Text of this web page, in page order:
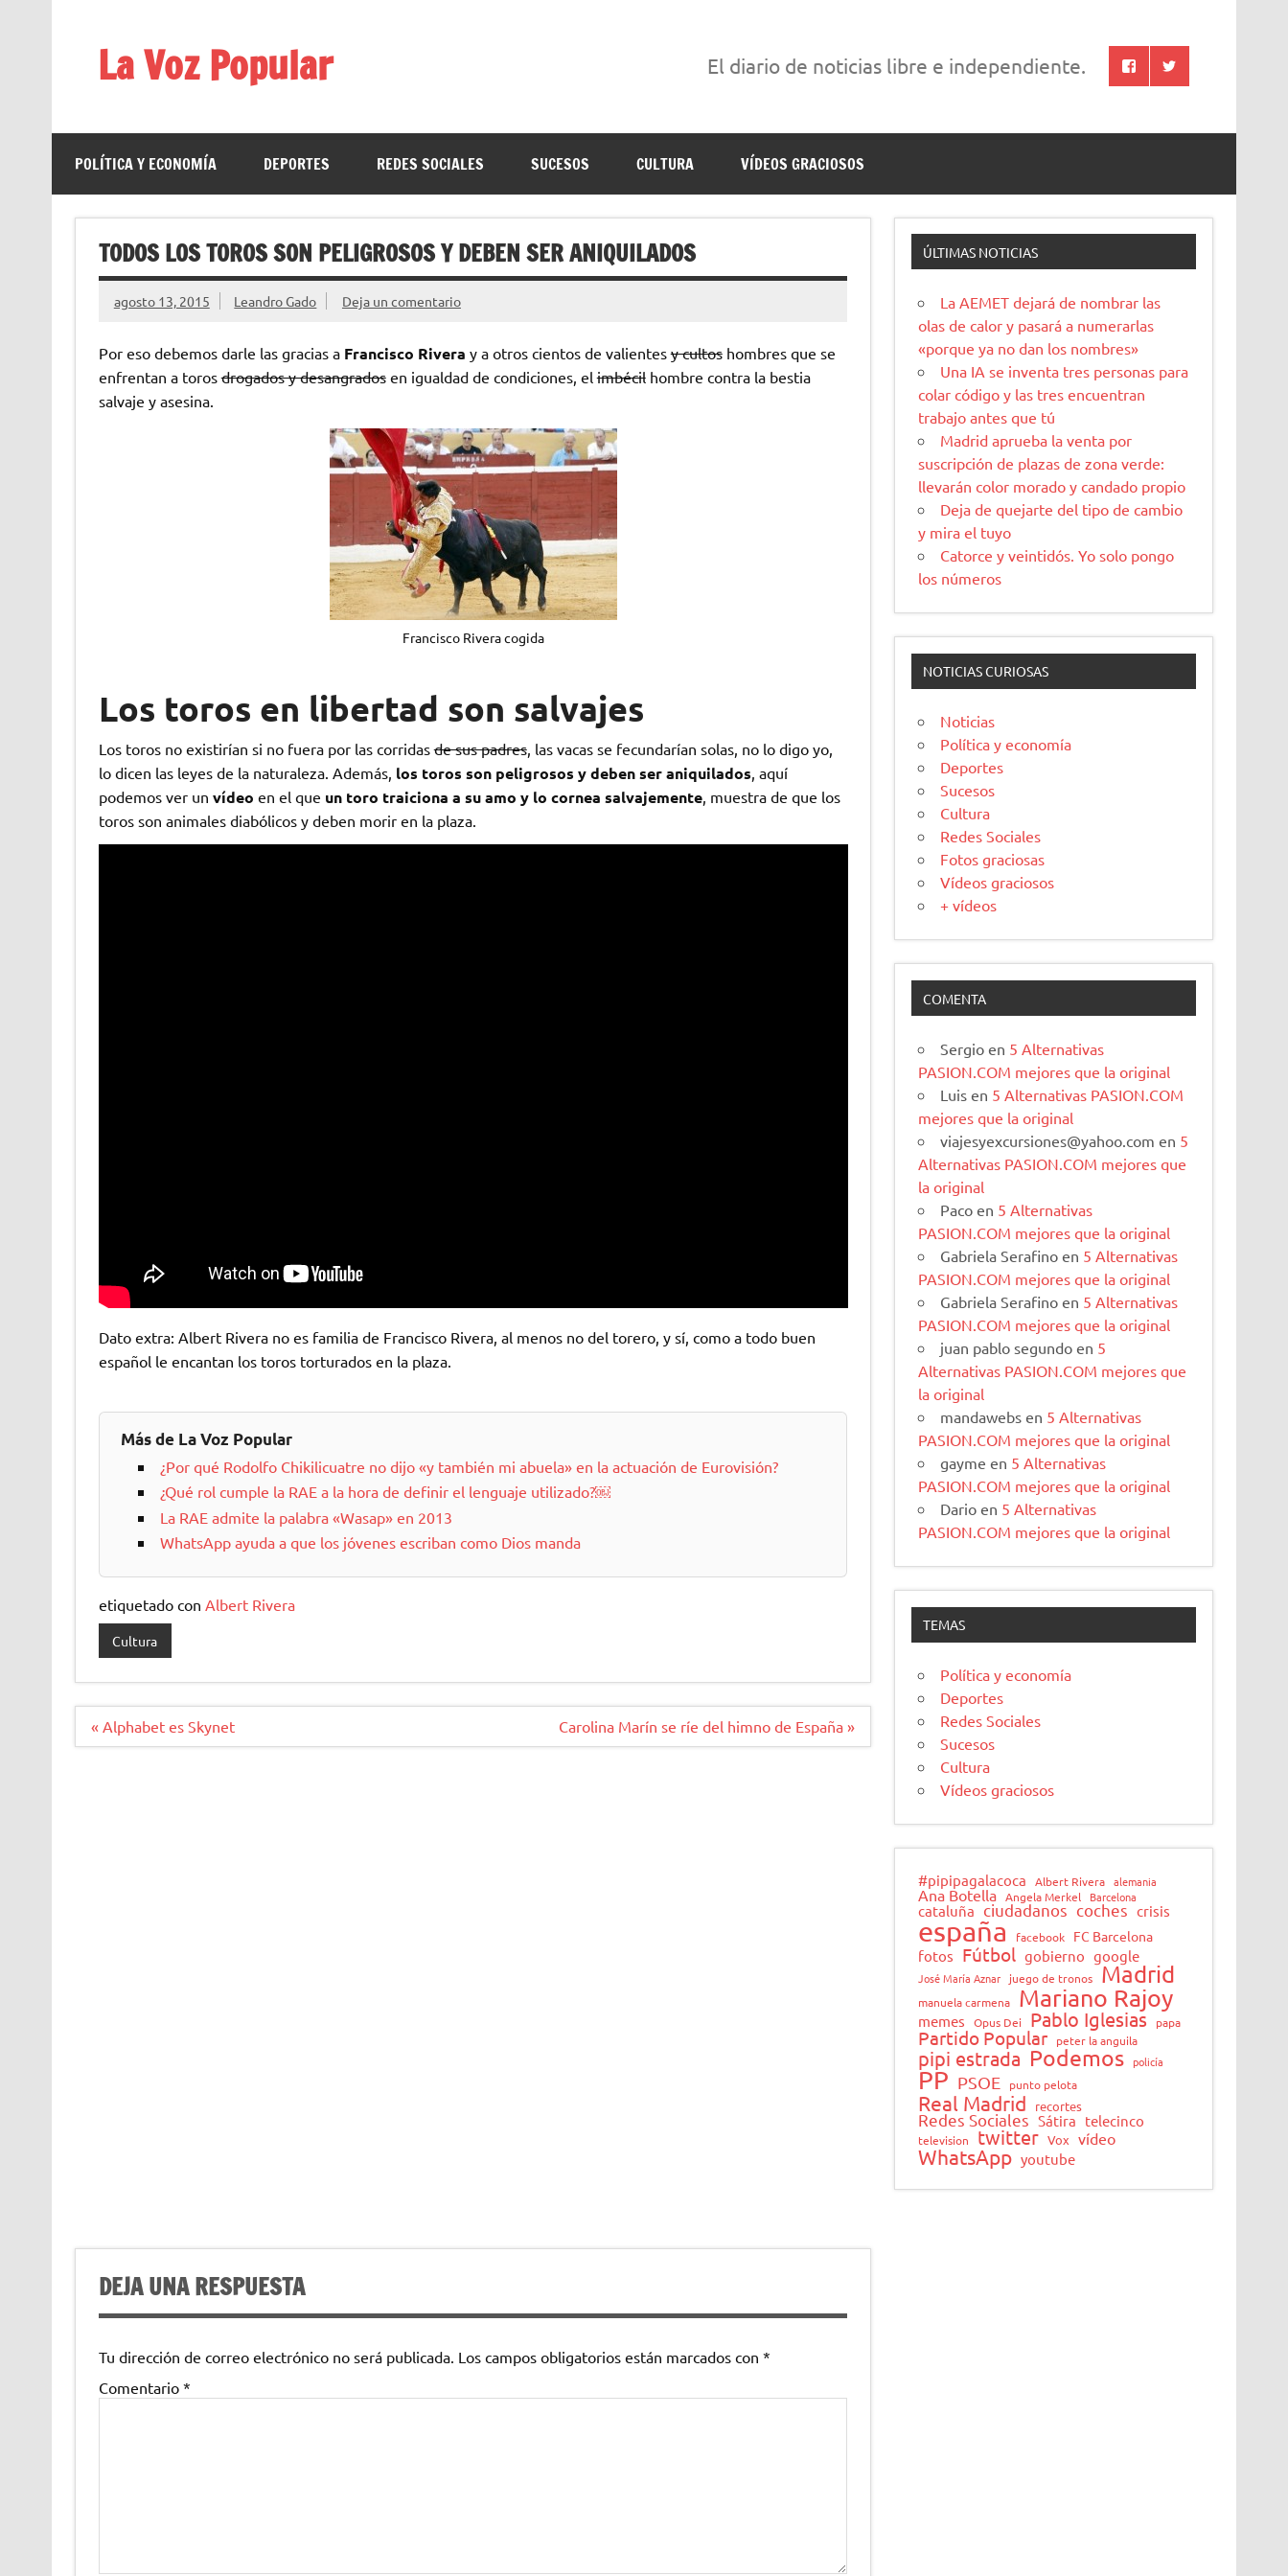
La Voz Popular El diario de noticias libre e independiente.
POLÍTICA Y ECONOMÍA DEPORTES REDES SOCIALES SUCESOS CULTURA VÍDEOS GRACIOSOS
TODOS LOS TOROS SON PELIGROSOS Y DEBEN SER ANIQUILADOS
agosto 13, 2015 Leandro Gado Deja un comentario
Por eso debemos darle las gracias a Francisco Rivera y a otros cientos de valientesy cultoshombres que se
enfrentan a torosdrogados y desangradosen igualdad de condiciones, elimbécilhombre contra la bestia
salvaje y asesina.
Francisco Rivera cogida
Los toros en libertad son salvajes
Los toros no existirían si no fuera por las corridasde sus padres, las vacas se fecundarían solas, no lo digo yo,
lo dicen las leyes de la naturaleza. Además, los toros son peligrosos y deben seraniquilados, aquí
podemos ver un vídeo en el que un toro traiciona a su amo y lo cornea salvajemente, muestra de que los
toros son animales diabólicos y deben morir en la plaza.
Dato extra: Albert Rivera no es familia de Francisco Rivera, al menos no del torero, y sí, como a todo buen
español le encantan los toros torturados en la plaza.
Más de La Voz Popular
¿Por qué Rodolfo Chikilicuatre no dijo «y también mi abuela» en la actuación de Eurovisión?
¿Qué rol cumple la RAE a la hora de definir el lenguaje utilizado?￼
La RAE admite la palabra «Wasap» en 2013
WhatsApp ayuda a que los jóvenes escriban como Dios manda
etiquetado con Albert Rivera
Cultura
Navegación
« Alphabet es Skynet Carolina Marín se ríe del himno de España »
DEJA UNA RESPUESTA
Tu dirección de correo electrónico no será publicada. Los campos obligatorios están marcados con *
Comentario *
ÚLTIMAS NOTICIAS
La AEMET dejará de nombrar las
olas de calor y pasará a numerarlas
«porque ya no dan los nombres»
Una IA se inventa tres personas para
colar código y las tres encuentran
trabajo antes que tú
Madrid aprueba la venta por
suscripción de plazas de zona verde:
llevarán color morado y candado propio
Deja de quejarte del tipo de cambio
y mira el tuyo
Catorce y veintidós. Yo solo pongo
los números
NOTICIAS CURIOSAS
Noticias
Política y economía
Deportes
Sucesos
Cultura
Redes Sociales
Fotos graciosas
Vídeos graciosos
+ vídeos
COMENTA
Sergio en 5 Alternativas
PASION.COM mejores que la original
Luis en 5 Alternativas PASION.COM
mejores que la original
viajesyexcursiones@yahoo.com en 5
Alternativas PASION.COM mejores que
la original
Paco en 5 Alternativas
PASION.COM mejores que la original
Gabriela Serafino en 5 Alternativas
PASION.COM mejores que la original
Gabriela Serafino en 5 Alternativas
PASION.COM mejores que la original
juan pablo segundo en 5
Alternativas PASION.COM mejores que
la original
mandawebs en 5 Alternativas
PASION.COM mejores que la original
gayme en 5 Alternativas
PASION.COM mejores que la original
Dario en 5 Alternativas
PASION.COM mejores que la original
TEMAS
Política y economía
Deportes
Redes Sociales
Sucesos
Cultura
Vídeos graciosos
#pipipagalacoca Albert Rivera alemania
Ana Botella Angela Merkel Barcelona
cataluña ciudadanos coches crisis
españa facebook FC Barcelona
fotos Fútbol gobierno google
José María Aznar juego de tronos Madrid
manuela carmena Mariano Rajoy
memes Opus Dei Pablo Iglesias papa
Partido Popular peter la anguila
pipi estrada Podemos policía
PP PSOE punto pelota
Real Madrid recortes
Redes Sociales Sátira telecinco
television twitter Vox vídeo
WhatsApp youtube